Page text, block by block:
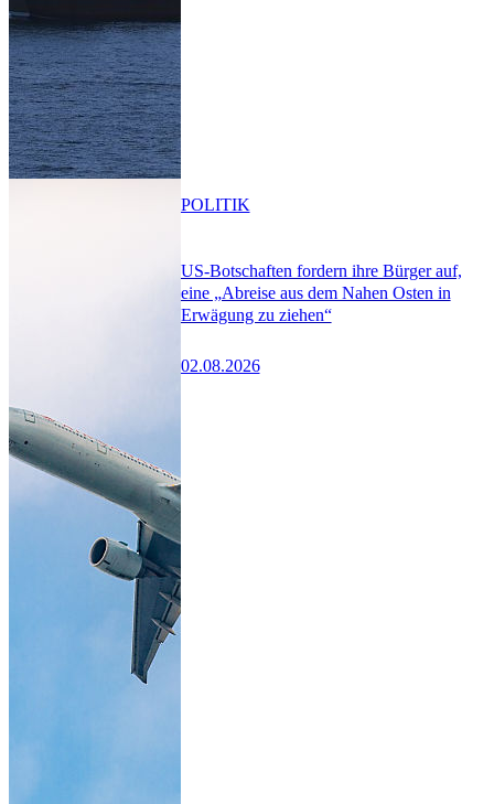
US-Botschaften fordern ihre Bürger auf,
eine „Abreise aus dem Nahen Osten in
Erwägung zu ziehen“
02.08.2026
POLITIK